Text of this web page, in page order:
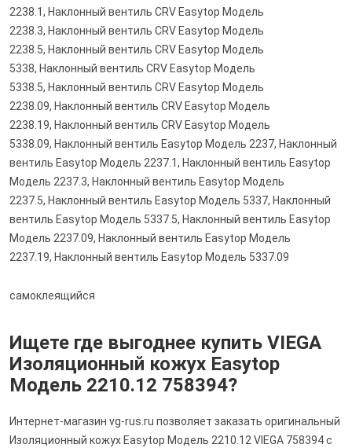
2238.1, Наклонный вентиль CRV Easytop Модель
2238.3, Наклонный вентиль CRV Easytop Модель
2238.5, Наклонный вентиль CRV Easytop Модель
5338, Наклонный вентиль CRV Easytop Модель
5338.5, Наклонный вентиль CRV Easytop Модель
2238.09, Наклонный вентиль CRV Easytop Модель
2238.19, Наклонный вентиль CRV Easytop Модель
5338.09, Наклонный вентиль Easytop Модель 2237, Наклонный
вентиль Easytop Модель 2237.1, Наклонный вентиль Easytop
Модель 2237.3, Наклонный вентиль Easytop Модель
2237.5, Наклонный вентиль Easytop Модель 5337, Наклонный
вентиль Easytop Модель 5337.5, Наклонный вентиль Easytop
Модель 2237.09, Наклонный вентиль Easytop Модель
2237.19, Наклонный вентиль Easytop Модель 5337.09
самоклеящийся
Ищете где выгоднее купить VIEGA
Изоляционный кожух Easytop
Модель 2210.12 758394?
Интернет-магазин vg-rus.ru позволяет заказать оригинальный
Изоляционный кожух Easytop Модель 2210.12 VIEGA 758394 с